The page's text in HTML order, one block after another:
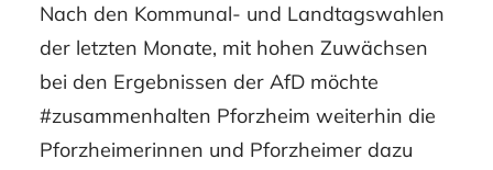
Nach den Kommunal- und Landtagswahlen
der letzten Monate, mit hohen Zuwächsen
bei den Ergebnissen der AfD möchte
#zusammenhalten Pforzheim weiterhin die
Pforzheimerinnen und Pforzheimer dazu